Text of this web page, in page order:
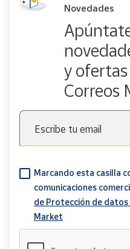
Novedades
y
Correos
Escribe tu email
Marcando esta casilla
comunicaciones
de Protección de
Market